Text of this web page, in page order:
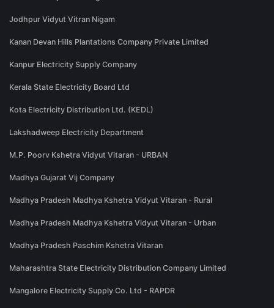
Jodhpur Vidyut Vitran Nigam
Kanan Devan Hills Plantations Company Private Limited
Kanpur Electricity Supply Company
Kerala State Electricity Board Ltd
Kota Electricity Distribution Ltd. (KEDL)
Lakshadweep Electricity Department
M.P. Poorv Kshetra Vidyut Vitaran - URBAN
Madhya Gujarat Vij Company
Madhya Pradesh Madhya Kshetra Vidyut Vitaran - Rural
Madhya Pradesh Madhya Kshetra Vidyut Vitaran - Urban
Madhya Pradesh Paschim Kshetra Vitaran
Maharashtra State Electricity Distribution Company Limited
Mangalore Electricity Supply Co. Ltd - RAPDR